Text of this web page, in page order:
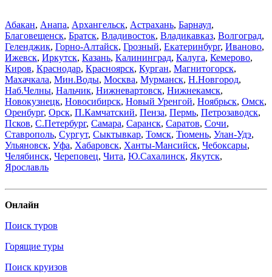
Абакан, Анапа, Архангельск, Астрахань, Барнаул,
Благовещенск, Братск, Владивосток, Владикавказ, Волгоград,
Геленджик, Горно-Алтайск, Грозный, Екатеринбург, Иваново,
Ижевск, Иркутск, Казань, Калининград, Калуга, Кемерово,
Киров, Краснодар, Красноярск, Курган, Магнитогорск,
Махачкала, Мин.Воды, Москва, Мурманск, Н.Новгород,
Наб.Челны, Нальчик, Нижневартовск, Нижнекамск,
Новокузнецк, Новосибирск, Новый Уренгой, Ноябрьск, Омск,
Оренбург, Орск, П.Камчатский, Пенза, Пермь, Петрозаводск,
Псков, С.Петербург, Самара, Саранск, Саратов, Сочи,
Ставрополь, Сургут, Сыктывкар, Томск, Тюмень, Улан-Удэ,
Ульяновск, Уфа, Хабаровск, Ханты-Мансийск, Чебоксары,
Челябинск, Череповец, Чита, Ю.Сахалинск, Якутск,
Ярославль
Онлайн
Поиск туров
Горящие туры
Поиск круизов